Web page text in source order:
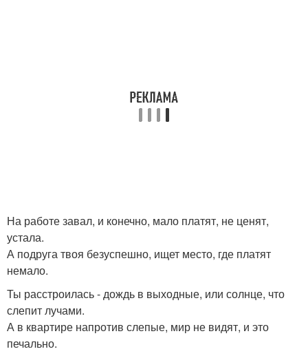
На работе завал, и конечно, мало платят, не ценят,
устала.
А подруга твоя безуспешно, ищет место, где платят
немало.
Ты расстроилась - дождь в выходные, или солнце, что
слепит лучами.
А в квартире напротив слепые, мир не видят, и это
печально.